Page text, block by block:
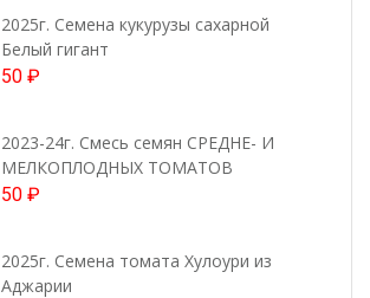
2025г. Семена кукурузы сахарной
Белый гигант
50 ₽
2023-24г. Смесь семян СРЕДНЕ- И
МЕЛКОПЛОДНЫХ ТОМАТОВ
50 ₽
2025г. Семена томата Хулоури из
Аджарии